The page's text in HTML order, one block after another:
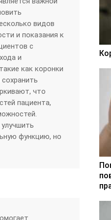
видов
и показания к
с
и
как коронки
что
пациента,
функцию, но